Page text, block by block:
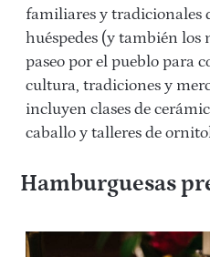
familiares y tradicionales
huéspedes (y también los
paseo por el pueblo para
cultura, tradiciones y
incluyen clases de
caballo y talleres de
Hamburguesas